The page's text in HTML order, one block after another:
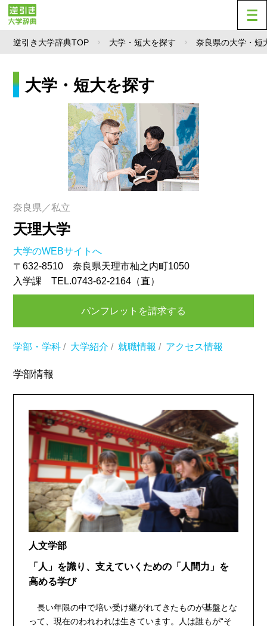
逆引き大学辞典TOP 大学・短大を探す 奈良県の大学・短
大学・短大を探す
奈良県／私立
天理大学
大学のWEBサイトへ
〒632-8510 奈良県天理市杣之内町1050
入学課 TEL.0743-62-2164（直）
パンフレットを請求する
学部・学科 / 大学紹介 / 就職情報 / アクセス情報
学部情報
人文学部
「人」を識り、支えていくための「人間力」を
高める学び
長い年限の中で培い受け継がれてきたものが基盤とな
って、現在のわれわれは生きています。人は誰もが“そ